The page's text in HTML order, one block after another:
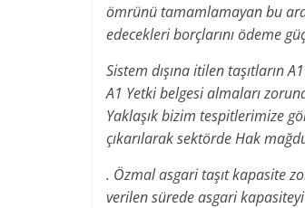
ömrünü tamamlamayan bu
edecekleri borçlarını ödeme
Sistem dışına itilen taşıtların
A1 Yetki belgesi almaları
Yaklaşık bizim tespitlerimize
çıkarılarak sektörde Hak
. Özmal asgari taşıt kapasite
verilen sürede asgari